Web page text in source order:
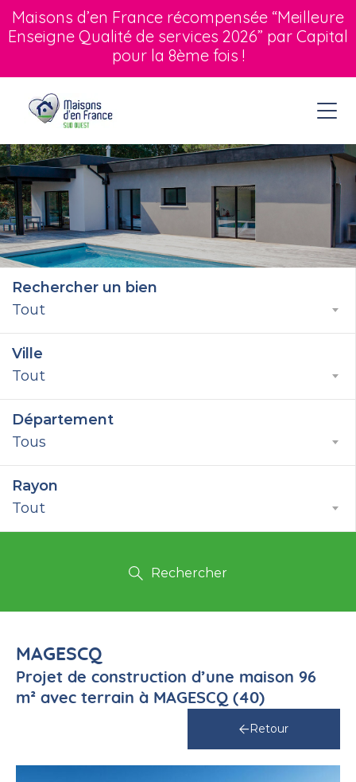
Maisons d’en France récompensée “Meilleure
Enseigne Qualité de services 2026” par Capital
pour la 8ème fois !
Rechercher un bien
Tout
Ville
Tout
Département
Tous
Rayon
Tout
Rechercher
MAGESCQ
Projet de construction d’une maison 96
m² avec terrain à MAGESCQ (40)
Retour